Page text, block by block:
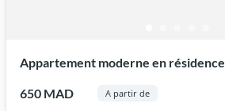
Appartement moderne en résidence
650 MAD A partir de